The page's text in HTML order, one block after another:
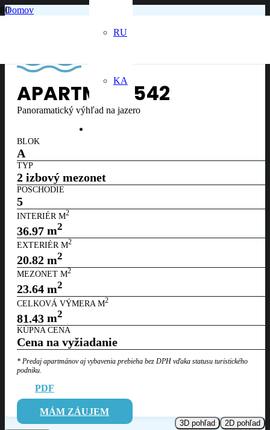
RU
KA
Domov
APARTMÁN 542
Panoramatický výhľad na jazero
BLOK
A
TYP
2 izbový mezonet
POSCHODIE
5
INTERIÉR M2
36.97 m2
EXTERIÉR M2
20.82 m2
MEZONET M2
23.64 m2
CELKOVÁ VÝMERA M2
81.43 m2
KÚPNA CENA
Cena na vyžiadanie
* Predaj apartmánov aj vybavenia prebieha bez DPH vďaka statusu turistického
podniku.
PDF
MÁM ZÁUJEM
3D pohľad
2D pohľad